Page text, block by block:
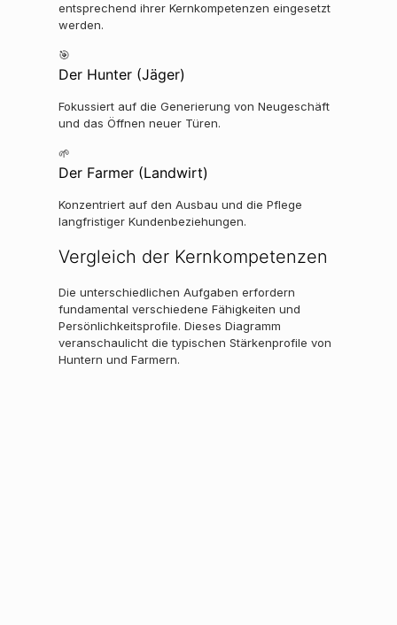
entsprechend ihrer Kernkompetenzen eingesetzt
werden.
🎯
Der Hunter (Jäger)
Fokussiert auf die Generierung von Neugeschäft
und das Öffnen neuer Türen.
🌱
Der Farmer (Landwirt)
Konzentriert auf den Ausbau und die Pflege
langfristiger Kundenbeziehungen.
Vergleich der Kernkompetenzen
Die unterschiedlichen Aufgaben erfordern
fundamental verschiedene Fähigkeiten und
Persönlichkeitsprofile. Dieses Diagramm
veranschaulicht die typischen Stärkenprofile von
Huntern und Farmern.